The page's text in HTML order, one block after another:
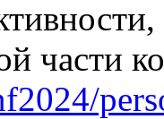
части